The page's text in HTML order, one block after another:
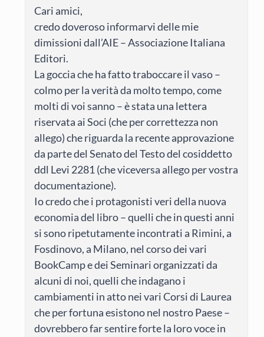
Cari amici,
credo doveroso informarvi delle mie
dimissioni dall’AIE – Associazione Italiana
Editori.
La goccia che ha fatto traboccare il vaso –
colmo per la verità da molto tempo, come
molti di voi sanno – è stata una lettera
riservata ai Soci (che per correttezza non
allego) che riguarda la recente approvazione
da parte del Senato del Testo del cosiddetto
ddl Levi 2281 (che viceversa allego per vostra
documentazione).
Io credo che i protagonisti veri della nuova
economia del libro – quelli che in questi anni
si sono ripetutamente incontrati a Rimini, a
Fosdinovo, a Milano, nel corso dei vari
BookCamp e dei Seminari organizzati da
alcuni di noi, quelli che indagano i
cambiamenti in atto nei vari Corsi di Laurea
che per fortuna esistono nel nostro Paese –
dovrebbero far sentire forte la loro voce in